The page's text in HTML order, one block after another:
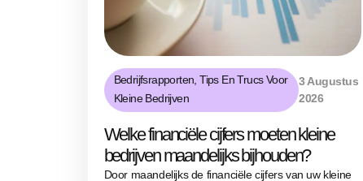
Bedrijfsrapporten ,Tips En Trucs Voor
Kleine Bedrijven
3 Augustus
2026
Welke financiële cijfers moeten kleine
bedrijven maandelijks bijhouden?
Door maandelijks de financiële cijfers van uw kleine